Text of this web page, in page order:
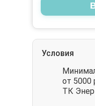
Условия
от 5000
ТК